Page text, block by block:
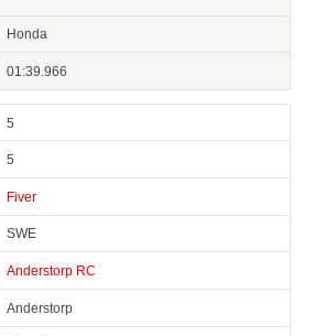
Honda
01:39.966
5
5
Fiver
SWE
Anderstorp RC
Anderstorp